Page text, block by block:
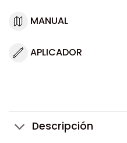
MANUAL
APLICADOR
Descripción